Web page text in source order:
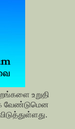
உறுதி
வேண்டுமென